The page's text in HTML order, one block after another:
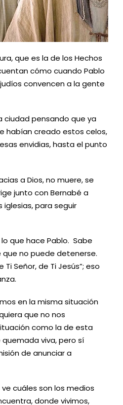
que es la de los Hechos
cómo cuando Pablo
convencen a la gente
ciudad pensando que ya
habían creado estos celos,
envidias, hasta el punto
a Dios, no muere, se
junto con Bernabé a
para seguir
que hace Pablo. Sabe
que no puede detenerse.
Señor, de Ti Jesús”; eso
en la misma situación
que no nos
como la de esta
viva, pero sí
de anunciar a
cuáles son los medios
donde vivimos,